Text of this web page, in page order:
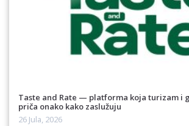
Taste and Rate — platforma koja turizam i
priča onako kako zaslužuju
26 Jula, 2026